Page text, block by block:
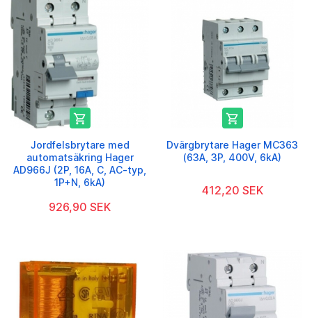

Jordfelsbrytare med
automatsäkring Hager
AD966J (2P, 16A, C, AC-typ,
1P+N, 6kA)
926,90 SEK

Dvärgbrytare Hager MC363
(63A, 3P, 400V, 6kA)
412,20 SEK